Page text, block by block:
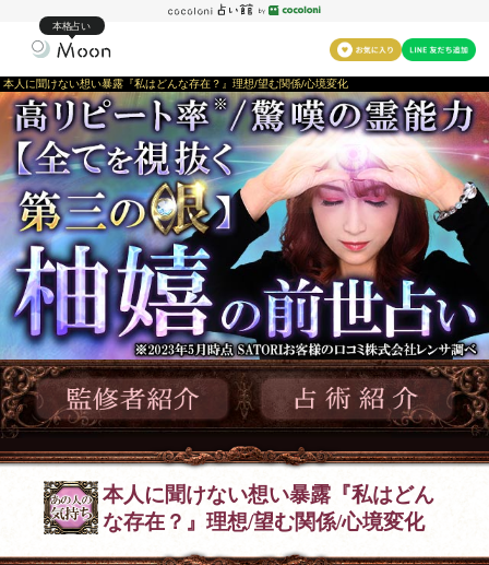
本格占い
本人に聞けない想い暴露『私はどんな存在？』理想/望む関係/心境変化
本人に聞けない想い暴露『私はどん
な存在？』理想/望む関係/心境変化